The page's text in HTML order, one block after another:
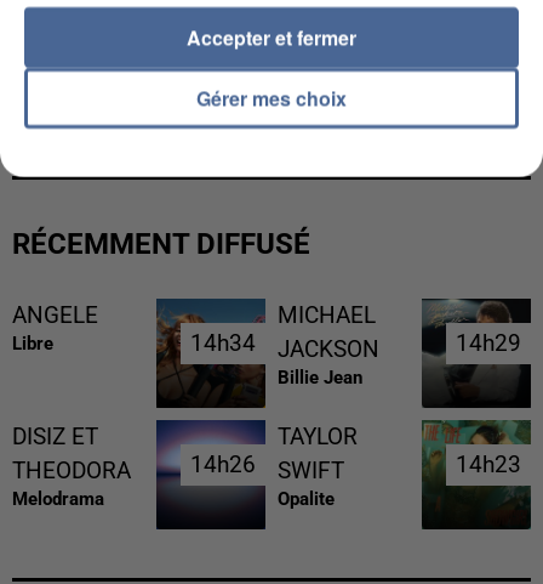
LES FRANÇAIS, FANS DE LA FLEMME
RÉCEMMENT DIFFUSÉ
ANGELE
Libre 14h34
14h34
MICHAEL
JACKSON
Billie Jean
14h29
14h29
DISIZ ET
THEODORA
Melodrama
14h26
14h26
TAYLOR
SWIFT
Opalite
14h23
14h23
Gérer mes choix
Accepter et fermer